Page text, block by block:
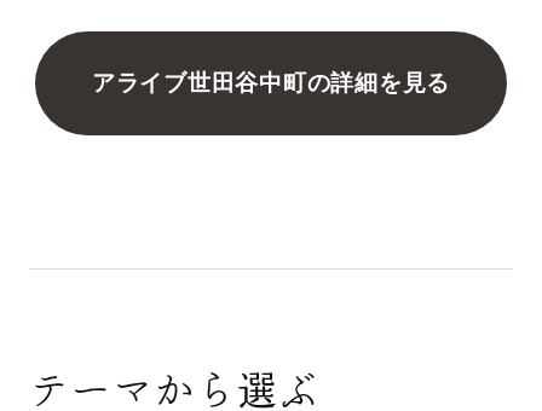
アライブ世田谷中町の詳細を見る
テーマから選ぶ